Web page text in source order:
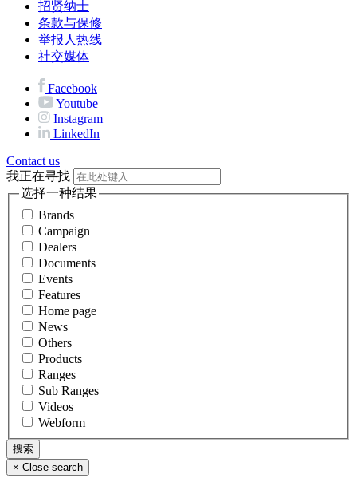
招贤纳士
条款与保修
举报人热线
社交媒体
Facebook
Youtube
Instagram
LinkedIn
Contact us
我正在寻找
选择一种结果
Brands
Campaign
Dealers
Documents
Events
Features
Home page
News
Others
Products
Ranges
Sub Ranges
Videos
Webform
× Close search